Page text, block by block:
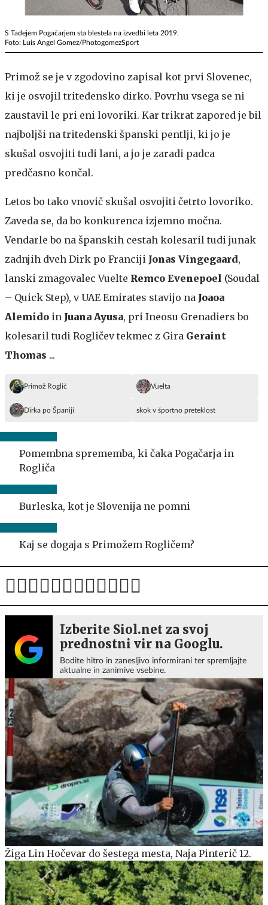
S Tadejem Pogačarjem sta blestela na izvedbi leta 2019.
Foto: Luis Angel Gomez/PhotogomezSport
Primož se je v zgodovino zapisal kot prvi Slovenec,
ki je osvojil tritedensko dirko. Povrhu vsega se ni
zaustavil le pri eni lovoriki. Kar trikrat zapored je bil
najboljši na tritedenski španski pentlji, ki jo je
skušal osvojiti tudi lani, a jo je zaradi padca
predčasno končal.
Letos bo tako vnovič skušal osvojiti četrto lovoriko.
Zaveda se, da bo konkurenca izjemno močna.
Vendarle bo na španskih cestah kolesaril tudi junak
zadnjih dveh Dirk po Franciji Jonas Vingegaard,
lanski zmagovalec Vuelte Remco Evenepoel (Soudal
– Quick Step), v UAE Emirates stavijo na Joaoa
Alemido in Juana Ayusa, pri Ineosu Grenadiers bo
kolesaril tudi Rogličev tekmec z Gira Geraint
Thomas ...
Primož Roglič Vuelta
Dirka po Španiji skok v športno preteklost
Pomembna sprememba, ki čaka Pogačarja in
Rogliča
Burleska, kot je Slovenija ne pomni
Kaj se dogaja s Primožem Rogličem?
Izberite Siol.net za svoj
prednostni vir na Googlu.
Bodite hitro in zanesljivo informirani ter spremljajte
aktualne in zanimive vsebine.
Žiga Lin Hočevar do šestega mesta, Naja Pinterič 12.